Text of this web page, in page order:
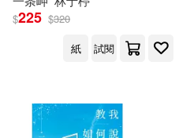
$225 $320
紙
試閱